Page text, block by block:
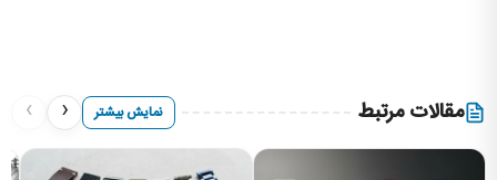
مقالات مرتبط نمایش بیشتر ‹
›